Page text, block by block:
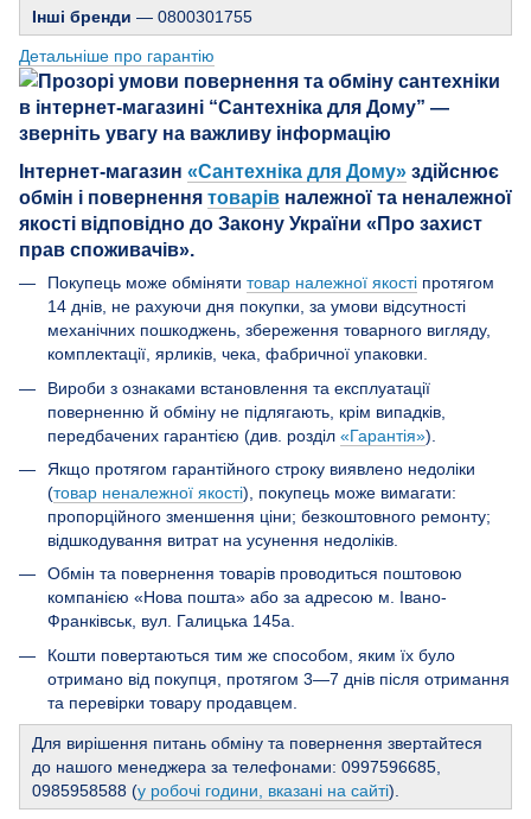
Інші бренди — 0800301755
Детальніше про гарантію
Інтернет-магазин «Сантехніка для Дому» здійснює
обмін і повернення товарів належної та неналежної
якості відповідно до Закону України «Про захист
прав споживачів».
Покупець може обміняти товар належної якості протягом
14 днів, не рахуючи дня покупки, за умови відсутності
механічних пошкоджень, збереження товарного вигляду,
комплектації, ярликів, чека, фабричної упаковки.
Вироби з ознаками встановлення та експлуатації
поверненню й обміну не підлягають, крім випадків,
передбачених гарантією (див. розділ «Гарантія»).
Якщо протягом гарантійного строку виявлено недоліки
(товар неналежної якості), покупець може вимагати:
пропорційного зменшення ціни; безкоштовного ремонту;
відшкодування витрат на усунення недоліків.
Обмін та повернення товарів проводиться поштовою
компанією «Нова пошта» або за адресою м. Івано-
Франківськ, вул. Галицька 145а.
Кошти повертаються тим же способом, яким їх було
отримано від покупця, протягом 3—7 днів після отримання
та перевірки товару продавцем.
Для вирішення питань обміну та повернення звертайтеся
до нашого менеджера за телефонами: 0997596685,
0985958588 (у робочі години, вказані на сайті).